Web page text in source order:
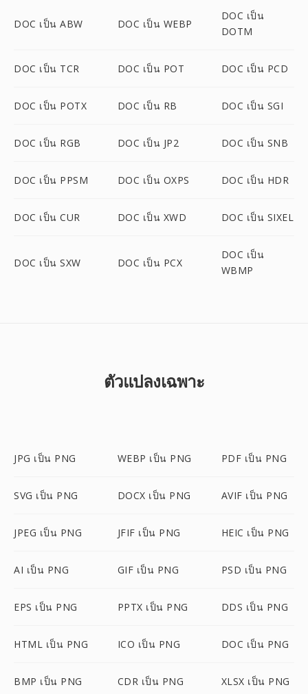
DOC เป็น ABW DOC เป็น WEBP
DOC เป็น
DOTM
DOC เป็น TCR DOC เป็น POT DOC เป็น PCD
DOC เป็น POTX DOC เป็น RB DOC เป็น SGI
DOC เป็น RGB DOC เป็น JP2 DOC เป็น SNB
DOC เป็น PPSM DOC เป็น OXPS DOC เป็น HDR
DOC เป็น CUR DOC เป็น XWD DOC เป็น SIXEL
DOC เป็น SXW DOC เป็น PCX
DOC เป็น
WBMP
ตัวแปลงเฉพาะ
JPG เป็น PNG WEBP เป็น PNG PDF เป็น PNG
SVG เป็น PNG DOCX เป็น PNG AVIF เป็น PNG
JPEG เป็น PNG JFIF เป็น PNG HEIC เป็น PNG
AI เป็น PNG GIF เป็น PNG PSD เป็น PNG
EPS เป็น PNG PPTX เป็น PNG DDS เป็น PNG
HTML เป็น PNG ICO เป็น PNG DOC เป็น PNG
BMP เป็น PNG CDR เป็น PNG XLSX เป็น PNG